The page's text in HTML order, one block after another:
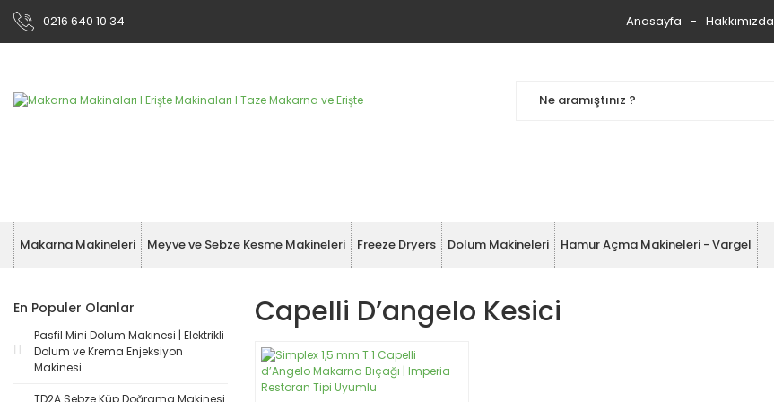
0216 640 10 34 Anasayfa Hakkımızda
Makarna Makineleri Meyve ve Sebze Kesme Makineleri Freeze Dryers Dolum Makineleri Hamur Açma Makineleri - Vargel
En Populer Olanlar
Pasfil Mini Dolum Makinesi | Elektrikli
Dolum ve Krema Enjeksiyon
Makinesi
TD2A Sebze Küp Doğrama Makinesi
Capelli D’angelo Kesici